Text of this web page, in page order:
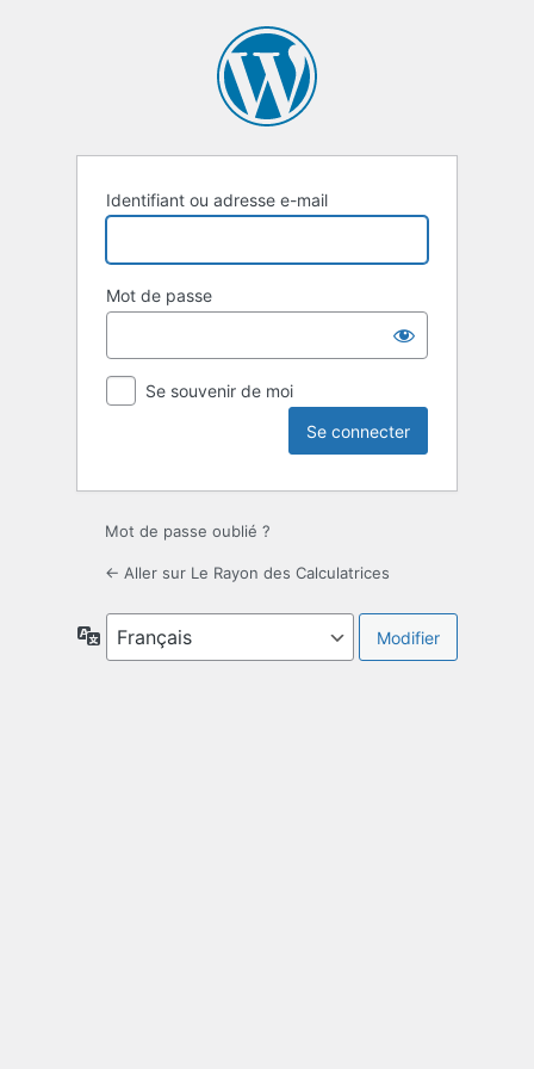
Identifiant ou adresse e-mail
Mot de passe
Se souvenir de moi
Mot de passe oublié ?
← Aller sur Le Rayon des Calculatrices
Langue